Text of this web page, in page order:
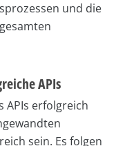
und die
APIs
APIs erfolgreich
sein. Es folgen